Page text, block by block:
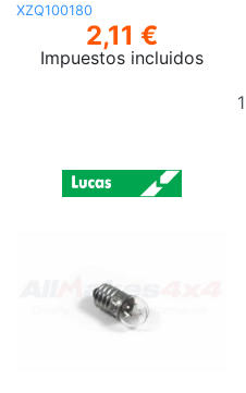
XZQ100180
2,11 €
Impuestos incluidos